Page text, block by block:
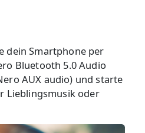
dein Smartphone per
Bluetooth 5.0 Audio
AUX audio) und starte
Lieblingsmusik oder